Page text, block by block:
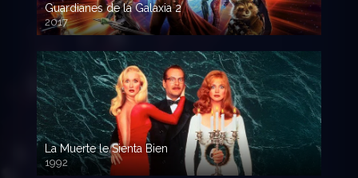
Guardianes de la Galaxia 2
2017
720p HD
La Muerte le Sienta Bien
1992
720p HD